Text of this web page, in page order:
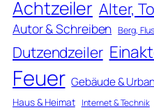
Achtzeiler Alter,
Autor & Schreiben Berg,
Dutzendzeiler
Feuer Gebäude &
Haus & Heimat Internet & Technik